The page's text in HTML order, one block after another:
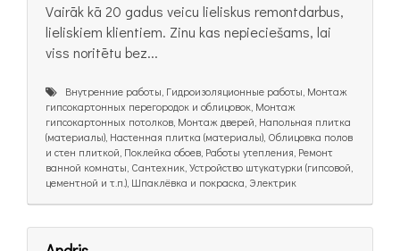
Vairāk kā 20 gadus veicu lieliskus remontdarbus,
lieliskiem klientiem. Zinu kas nepieciešams, lai
viss noritētu bez...
Внутренние работы, Гидроизоляционные работы, Монтаж
гипсокартонных перегородок и облицовок, Монтаж
гипсокартонных потолков, Монтаж дверей, Напольная плитка
(материалы), Настенная плитка (материалы), Облицовка полов
и стен плиткой, Поклейка обоев, Работы утепления, Ремонт
ванной комнаты, Сантехник, Устройство штукатурки (гипсовой,
цементной и т.п.), Шпаклёвка и покраска, Электрик